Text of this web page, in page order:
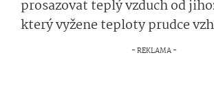
prosazovat teplý vzduch od
který vyžene teploty prudce